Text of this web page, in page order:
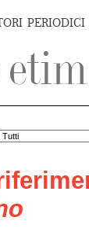
PERIODICI